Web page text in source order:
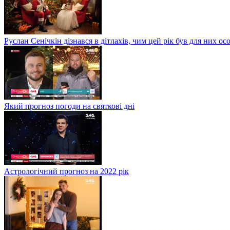
Руслан Сенічкін дізнався в дітлахів, чим цей рік був для них
Який прогноз погоди на святкові дні
Астрологічний прогноз на 2022 рік